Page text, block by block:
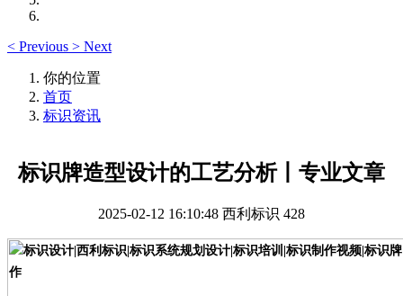
< Previous > Next
你的位置
首页
标识资讯
标识牌造型设计的工艺分析丨专业文章
2025-02-12 16:10:48 西利标识 428